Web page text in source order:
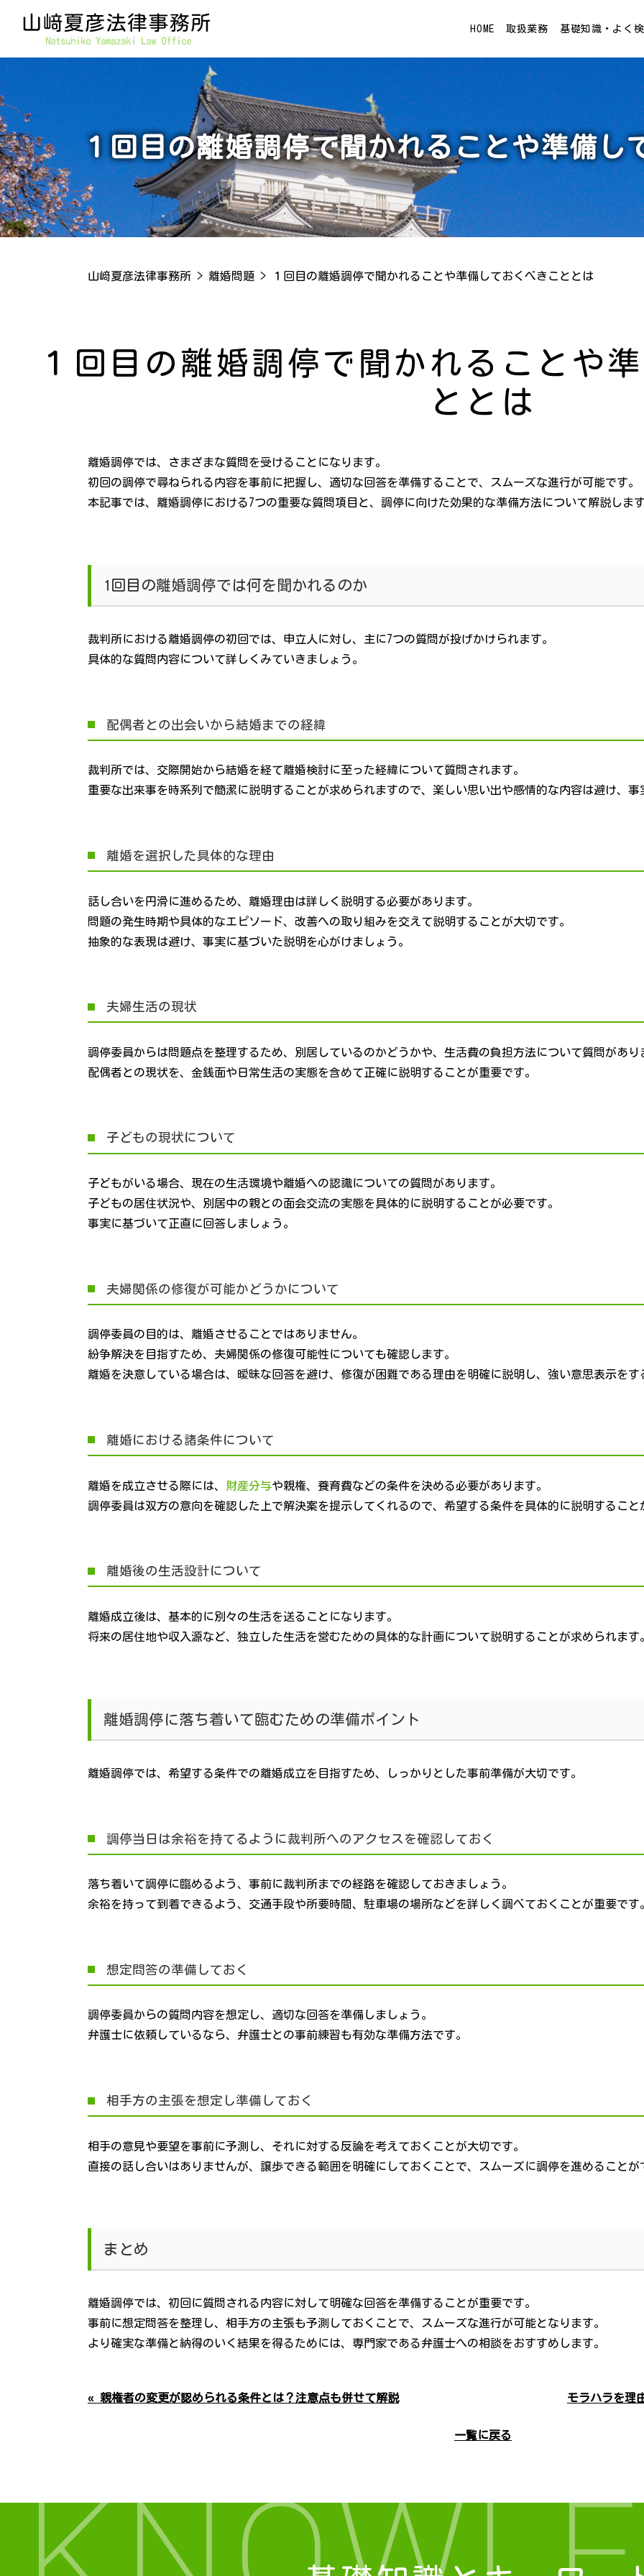
HOME 取扱業務 基礎知識・よく
１回目の離婚調停で聞かれることや準備し
山﨑夏彦法律事務所 > 離婚問題 > １回目の離婚調停で聞かれることや準備しておくべきこととは
１回目の離婚調停で聞かれることや
ととは
離婚調停では、さまざまな質問を受けることになります。
初回の調停で尋ねられる内容を事前に把握し、適切な回答を準備することで、スムーズな進行が可能です。
本記事では、離婚調停における7つの重要な質問項目と、調停に向けた効果的な準備方法について解説しま
1回目の離婚調停では何を聞かれるのか
裁判所における離婚調停の初回では、申立人に対し、主に7つの質問が投げかけられます。
具体的な質問内容について詳しくみていきましょう。
配偶者との出会いから結婚までの経緯
裁判所では、交際開始から結婚を経て離婚検討に至った経緯について質問されます。
重要な出来事を時系列で簡潔に説明することが求められますので、楽しい思い出や感情的な内容は避け、
離婚を選択した具体的な理由
話し合いを円滑に進めるため、離婚理由は詳しく説明する必要があります。
問題の発生時期や具体的なエピソード、改善への取り組みを交えて説明することが大切です。
抽象的な表現は避け、事実に基づいた説明を心がけましょう。
夫婦生活の現状
調停委員からは問題点を整理するため、別居しているのかどうかや、生活費の負担方法について質問があり
配偶者との現状を、金銭面や日常生活の実態を含めて正確に説明することが重要です。
子どもの現状について
子どもがいる場合、現在の生活環境や離婚への認識についての質問があります。
子どもの居住状況や、別居中の親との面会交流の実態を具体的に説明することが必要です。
事実に基づいて正直に回答しましょう。
夫婦関係の修復が可能かどうかについて
調停委員の目的は、離婚させることではありません。
紛争解決を目指すため、夫婦関係の修復可能性についても確認します。
離婚を決意している場合は、曖昧な回答を避け、修復が困難である理由を明確に説明し、強い意思表示をす
離婚における諸条件について
離婚を成立させる際には、 財産分与や親権、養育費などの条件を決める必要があります。
調停委員は双方の意向を確認した上で解決案を提示してくれるので、希望する条件を具体的に説明すること
離婚後の生活設計について
離婚成立後は、基本的に別々の生活を送ることになります。
将来の居住地や収入源など、独立した生活を営むための具体的な計画について説明することが求められます
離婚調停に落ち着いて臨むための準備ポイント
離婚調停では、希望する条件での離婚成立を目指すため、しっかりとした事前準備が大切です。
調停当日は余裕を持てるように裁判所へのアクセスを確認しておく
落ち着いて調停に臨めるよう、事前に裁判所までの経路を確認しておきましょう。
余裕を持って到着できるよう、交通手段や所要時間、駐車場の場所などを詳しく調べておくことが重要です
想定問答の準備しておく
調停委員からの質問内容を想定し、適切な回答を準備しましょう。
弁護士に依頼しているなら、弁護士との事前練習も有効な準備方法です。
相手方の主張を想定し準備しておく
相手の意見や要望を事前に予測し、それに対する反論を考えておくことが大切です。
直接の話し合いはありませんが、譲歩できる範囲を明確にしておくことで、スムーズに調停を進めることが
まとめ
離婚調停では、初回に質問される内容に対して明確な回答を準備することが重要です。
事前に想定問答を整理し、相手方の主張も予測しておくことで、スムーズな進行が可能となります。
より確実な準備と納得のいく結果を得るためには、専門家である弁護士への相談をおすすめします。
« 親権者の変更が認められる条件とは？注意点も併せて解説 モラハラを理
一覧に戻る